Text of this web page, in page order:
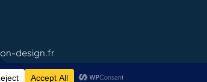
design.fr